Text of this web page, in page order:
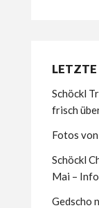
LETZTE
Schöckl
frisch
Fotos
Schöckl
Mai –
Gedscho